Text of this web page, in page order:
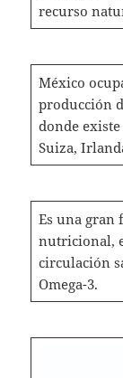
recurso
México
producción
donde
Suiza,
Es una gran
nutricional,
circulación
Omega-3.